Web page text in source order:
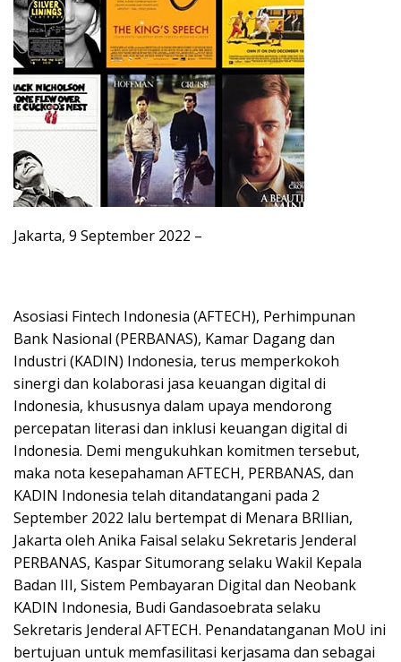
Jakarta, 9 September 2022 –
Asosiasi Fintech Indonesia (AFTECH), Perhimpunan
Bank Nasional (PERBANAS), Kamar Dagang dan
Industri (KADIN) Indonesia, terus memperkokoh
sinergi dan kolaborasi jasa keuangan digital di
Indonesia, khususnya dalam upaya mendorong
percepatan literasi dan inklusi keuangan digital di
Indonesia. Demi mengukuhkan komitmen tersebut,
maka nota kesepahaman AFTECH, PERBANAS, dan
KADIN Indonesia telah ditandatangani pada 2
September 2022 lalu bertempat di Menara BRIlian,
Jakarta oleh Anika Faisal selaku Sekretaris Jenderal
PERBANAS, Kaspar Situmorang selaku Wakil Kepala
Badan III, Sistem Pembayaran Digital dan Neobank
KADIN Indonesia, Budi Gandasoebrata selaku
Sekretaris Jenderal AFTECH. Penandatanganan MoU ini
bertujuan untuk memfasilitasi kerjasama dan sebagai